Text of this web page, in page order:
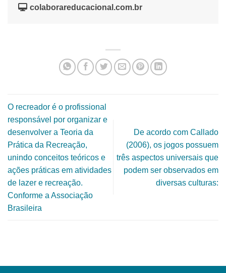
colaborareducacional.com.br
O recreador é o profissional
responsável por organizar e
desenvolver a Teoria da
Prática da Recreação,
unindo conceitos teóricos e
ações práticas em atividades
de lazer e recreação.
Conforme a Associação
Brasileira
De acordo com Callado
(2006), os jogos possuem
três aspectos universais que
podem ser observados em
diversas culturas: